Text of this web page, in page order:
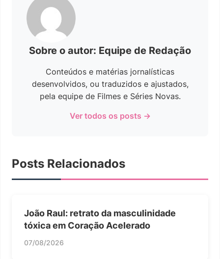
Sobre o autor: Equipe de Redação
Conteúdos e matérias jornalísticas
desenvolvidos, ou traduzidos e ajustados,
pela equipe de Filmes e Séries Novas.
Ver todos os posts →
Posts Relacionados
João Raul: retrato da masculinidade
tóxica em Coração Acelerado
07/08/2026